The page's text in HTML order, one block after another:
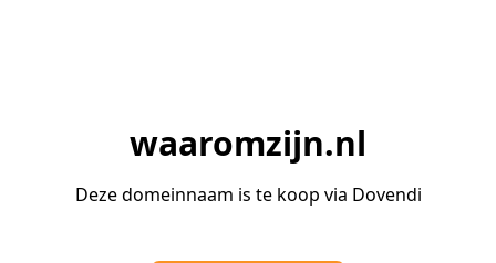
waaromzijn.nl
Deze domeinnaam is te koop via Dovendi